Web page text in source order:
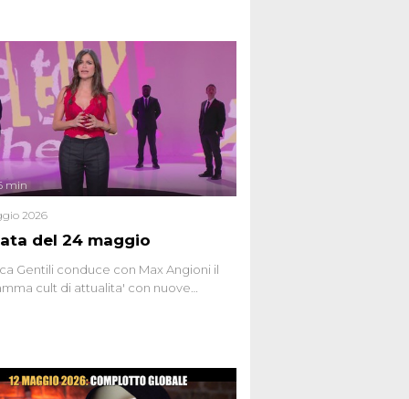
del 24 maggio
min
2026
Gentili conduce con Max Angioni il
cult di attualita' con nuove